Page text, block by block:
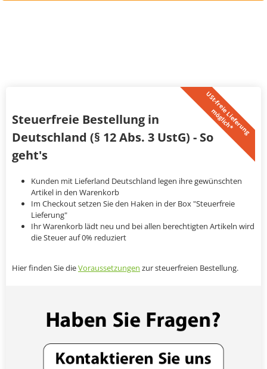
U
S
t
-
f
r
e
i
e
L
i
e
f
e
r
u
n
g
m
ö
g
l
i
c
h
*
Steuerfreie Bestellung in
Deutschland (§ 12 Abs. 3 UstG) - So
geht's
Kunden mit Lieferland Deutschland legen ihre gewünschten
Artikel in den Warenkorb
Im Checkout setzen Sie den Haken in der Box "Steuerfreie
Lieferung"
Ihr Warenkorb lädt neu und bei allen berechtigten Artikeln wird
die Steuer auf 0% reduziert
Hier finden Sie dieVoraussetzungen zur steuerfreien Bestellung.